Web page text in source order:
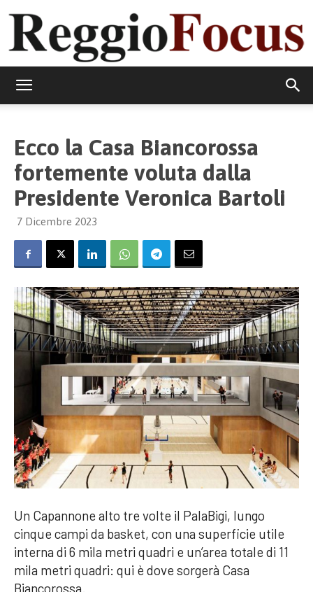
Ecco la Casa Biancorossa
fortemente voluta dalla
Presidente Veronica Bartoli
7 Dicembre 2023
Un Capannone alto tre volte il PalaBigi, lungo
cinque campi da basket, con una superficie utile
interna di 6 mila metri quadri e un’area totale di 11
mila metri quadri: qui è dove sorgerà Casa
Biancorossa.